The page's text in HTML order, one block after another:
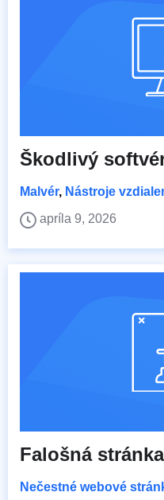
Škodlivý
Malvér, Nástroje
apríla 9, 2026
Falošná
Nečestné webové